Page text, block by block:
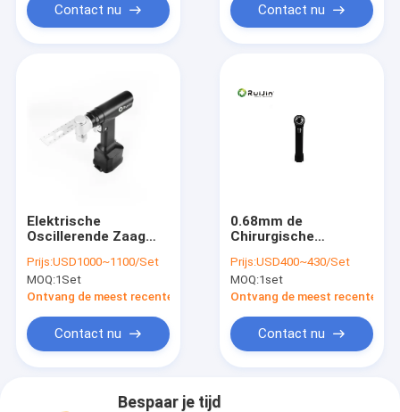
Contact nu Contact nu
Elektrische
Oscillerende Zaag
van het handbeen
Prijs:USD1000~1100/Set
MOQ:1Set
Ontvang de meest recente Prijs
Contact nu
0.68mm de
Chirurgische
Chirurgische Zaag
7500gcm van de
Machtsboor 1100rmp
Prijs:USD400~430/Set
MOQ:1set
Ontvang de meest recente
Contact nu
Bespaar je tijd